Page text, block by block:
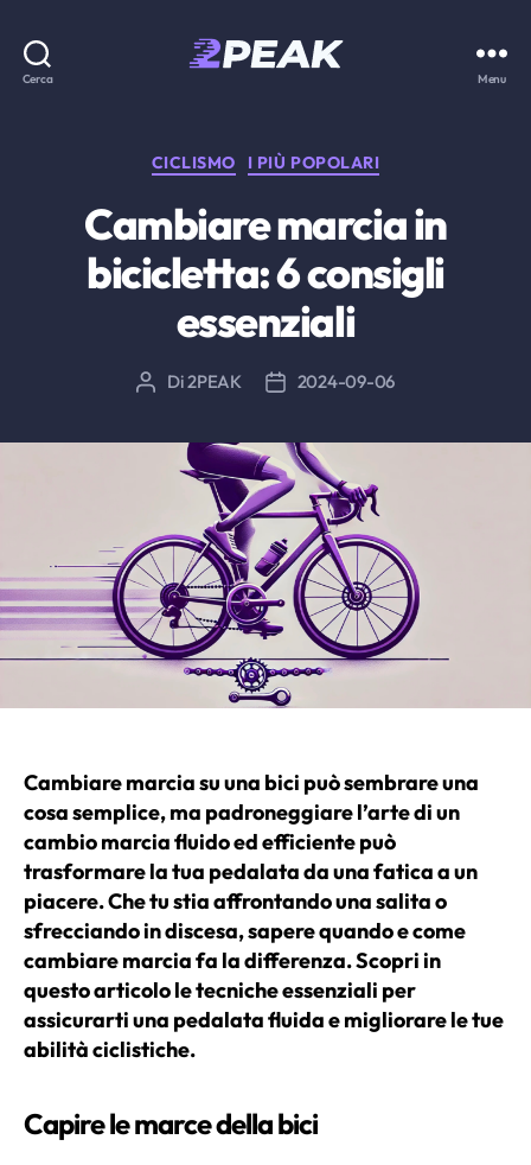
Cerca Menu
Categorie
CICLISMO I PIÙ POPOLARI
Cambiare marcia in
bicicletta: 6 consigli
essenziali
Autore
Di2PEAK
Data2024-09-06
Cambiare marcia su una bici può sembrare una
cosa semplice, ma padroneggiare l’arte di un
cambio marcia fluido ed efficiente può
trasformare la tua pedalata da una fatica a un
piacere. Che tu stia affrontando una salita o
sfrecciando in discesa, sapere quando e come
cambiare marcia fa la differenza. Scopri in
questo articolo le tecniche essenziali per
assicurarti una pedalata fluida e migliorare le tue
abilità ciclistiche.
Capire le marce della bici